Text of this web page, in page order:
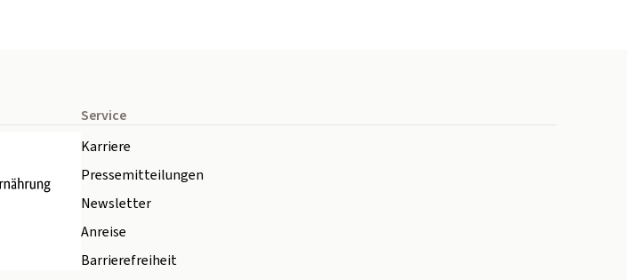
Service
Karriere
Pressemitteilungen
Newsletter
Anreise
Barrierefreiheit